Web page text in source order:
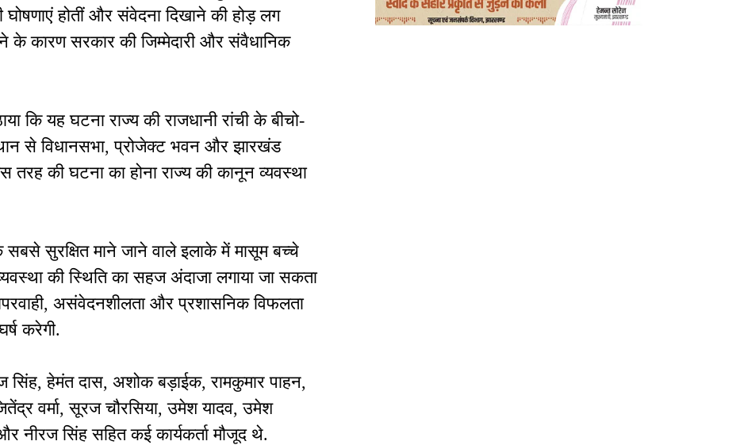
होतीं और संवेदना दिखाने की होड़ लग
के कारण सरकार की जिम्मेदारी और संवैधानिक
कि यह घटना राज्य की राजधानी रांची के बीचो-
से विधानसभा, प्रोजेक्ट भवन और झारखंड
तरह की घटना का होना राज्य की कानून व्यवस्था
सुरक्षित माने जाने वाले इलाके में मासूम बच्चे
की स्थिति का सहज अंदाजा लगाया जा सकता
असंवेदनशीलता और प्रशासनिक विफलता
करेगी.
हेमंत दास, अशोक बड़ाईक, रामकुमार पाहन,
वर्मा, सूरज चौरसिया, उमेश यादव, उमेश
नीरज सिंह सहित कई कार्यकर्ता मौजूद थे.